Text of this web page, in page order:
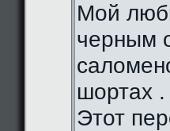
Мой
черным
шортах
Этот